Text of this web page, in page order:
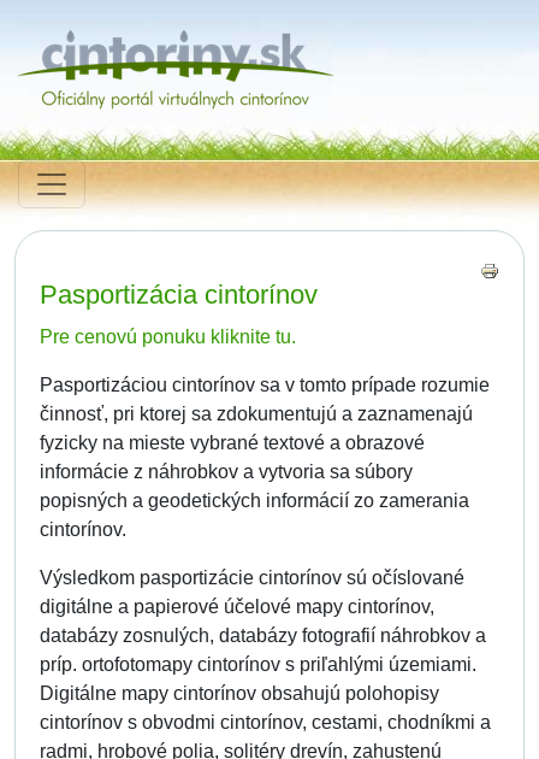
Pasportizácia cintorínov
Pre cenovú ponuku kliknite tu.
Pasportizáciou cintorínov sa v tomto prípade rozumie
činnosť, pri ktorej sa zdokumentujú a zaznamenajú
fyzicky na mieste vybrané textové a obrazové
informácie z náhrobkov a vytvoria sa súbory
popisných a geodetických informácií zo zamerania
cintorínov.
Výsledkom pasportizácie cintorínov sú očíslované
digitálne a papierové účelové mapy cintorínov,
databázy zosnulých, databázy fotografií náhrobkov a
príp. ortofotomapy cintorínov s priľahlými územiami.
Digitálne mapy cintorínov obsahujú polohopisy
cintorínov s obvodmi cintorínov, cestami, chodníkmi a
radmi, hrobové polia, solitéry drevín, zahustenú